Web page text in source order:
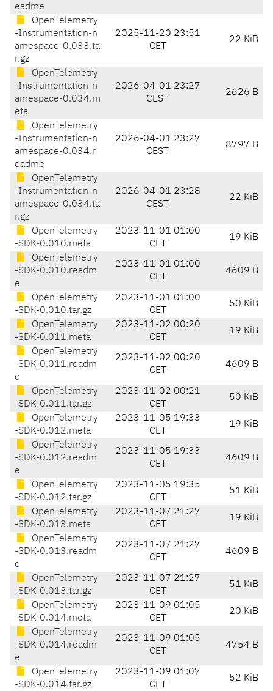
eadme
OpenTelemetry
-Instrumentation-n
amespace-0.033.ta
r.gz
2025-11-20 23:51
CET
22 KiB
OpenTelemetry
-Instrumentation-n
amespace-0.034.m
eta
2026-04-01 23:27
CEST
2626 B
OpenTelemetry
-Instrumentation-n
amespace-0.034.r
eadme
2026-04-01 23:27
CEST
8797 B
OpenTelemetry
-Instrumentation-n
amespace-0.034.ta
r.gz
2026-04-01 23:28
CEST
22 KiB
OpenTelemetry
-SDK-0.010.meta
2023-11-01 01:00
CET
19 KiB
OpenTelemetry
-SDK-0.010.readm
e
2023-11-01 01:00
CET
4609 B
OpenTelemetry
-SDK-0.010.tar.gz
2023-11-01 01:00
CET
50 KiB
OpenTelemetry
-SDK-0.011.meta
2023-11-02 00:20
CET
19 KiB
OpenTelemetry
-SDK-0.011.readm
e
2023-11-02 00:20
CET
4609 B
OpenTelemetry
-SDK-0.011.tar.gz
2023-11-02 00:21
CET
50 KiB
OpenTelemetry
-SDK-0.012.meta
2023-11-05 19:33
CET
19 KiB
OpenTelemetry
-SDK-0.012.readm
e
2023-11-05 19:33
CET
4609 B
OpenTelemetry
-SDK-0.012.tar.gz
2023-11-05 19:35
CET
51 KiB
OpenTelemetry
-SDK-0.013.meta
2023-11-07 21:27
CET
19 KiB
OpenTelemetry
-SDK-0.013.readm
e
2023-11-07 21:27
CET
4609 B
OpenTelemetry
-SDK-0.013.tar.gz
2023-11-07 21:27
CET
51 KiB
OpenTelemetry
-SDK-0.014.meta
2023-11-09 01:05
CET
20 KiB
OpenTelemetry
-SDK-0.014.readm
e
2023-11-09 01:05
CET
4754 B
OpenTelemetry
-SDK-0.014.tar.gz
2023-11-09 01:07
CET
52 KiB